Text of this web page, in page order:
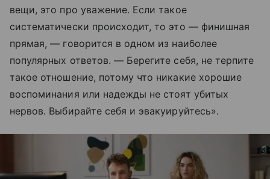
вещи, это про уважение. Если такое
систематически происходит, то это — финишная
прямая, — говорится в одном из наиболее
популярных ответов. — Берегите себя, не терпите
такое отношение, потому что никакие хорошие
воспоминания или надежды не стоят убитых
нервов. Выбирайте себя и эвакуируйтесь».